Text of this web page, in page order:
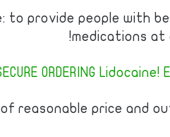
to provide people with
medications at
ORDERING
of reasonable price and